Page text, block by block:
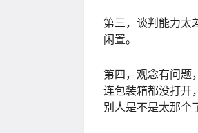
第三，谈判能力太
闲置。
第四，观念有问题
连包装箱都没打开
别人是不是太那个